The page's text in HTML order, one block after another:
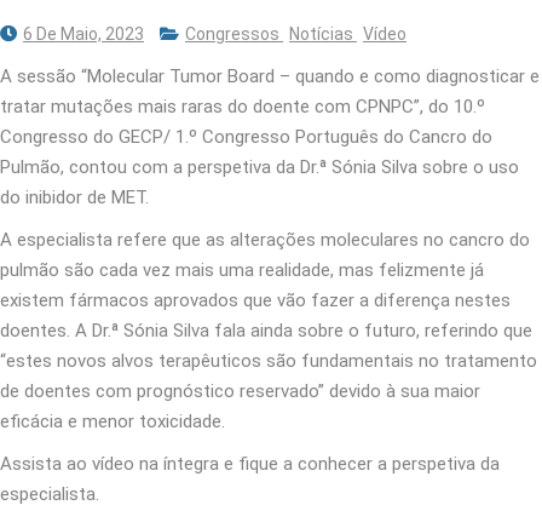
6 De Maio, 2023 Congressos Notícias Vídeo
A sessão “Molecular Tumor Board – quando e como diagnosticar e
tratar mutações mais raras do doente com CPNPC”, do 10.º
Congresso do GECP/ 1.º Congresso Português do Cancro do
Pulmão, contou com a perspetiva da Dr.ª Sónia Silva sobre o uso
do inibidor de MET.
A especialista refere que as alterações moleculares no cancro do
pulmão são cada vez mais uma realidade, mas felizmente já
existem fármacos aprovados que vão fazer a diferença nestes
doentes. A Dr.ª Sónia Silva fala ainda sobre o futuro, referindo que
“estes novos alvos terapêuticos são fundamentais no tratamento
de doentes com prognóstico reservado” devido à sua maior
eficácia e menor toxicidade.
Assista ao vídeo na íntegra e fique a conhecer a perspetiva da
especialista.